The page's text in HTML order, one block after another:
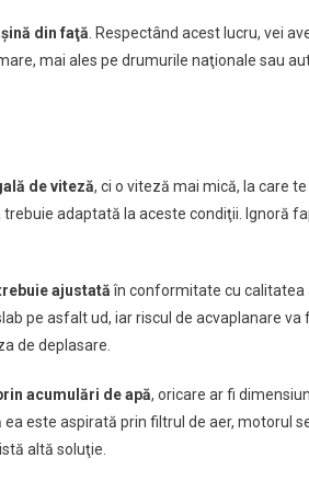
din faţă. Respectând acest lucru, vei
mai ales pe drumurile naţionale sau
de viteză, ci o viteză mai mică, la care
adaptată la aceste condiţii. Ignoră
ajustatăîn conformitate cu calitatea
pe asfalt ud, iar riscul de acvaplanare
de deplasare.
acumulări de apă, oricare ar fi
ea este aspirată prin filtrul de aer, motorul
altă soluţie.